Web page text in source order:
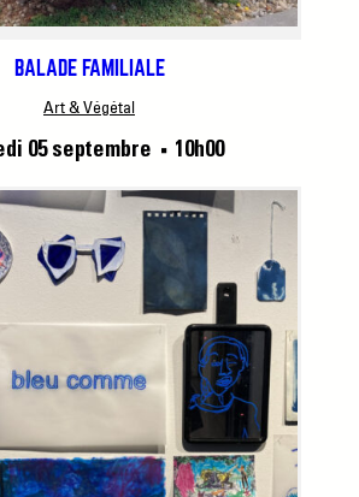
BALADE FAMILIALE
Art & Végétal
05 septembre ■ 10h00